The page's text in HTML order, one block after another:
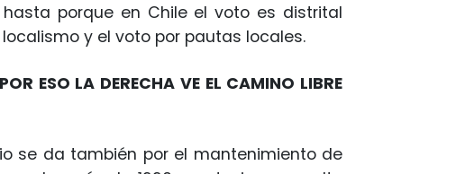
porque en Chile el voto es distrital
y el voto por pautas locales.
ESO LA DERECHA VE EL CAMINO LIBRE
se da también por el mantenimiento de